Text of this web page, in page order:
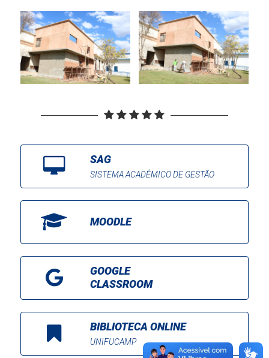
SAG
SISTEMA ACADÊMICO DE GESTÃO
MOODLE
GOOGLE
CLASSROOM
BIBLIOTECA ONLINE
UNIFUCAMP